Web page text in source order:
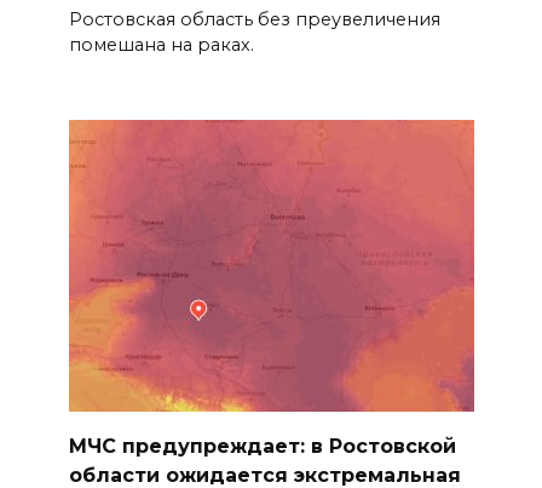
Ростовская область без преувеличения
помешана на раках.
МЧС предупреждает: в Ростовской
области ожидается экстремальная